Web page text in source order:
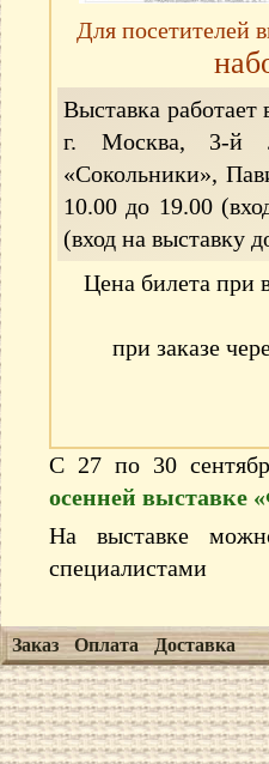
Для посетителей
Выставка
г. Москва, 3-й
«Сокольники»,
10.00 до 19.00
(вход на выставку
Цена билета при
при заказе
С 27 по 30
осенней выставке
На выставке
специалистами
Заказ Оплата Доставка